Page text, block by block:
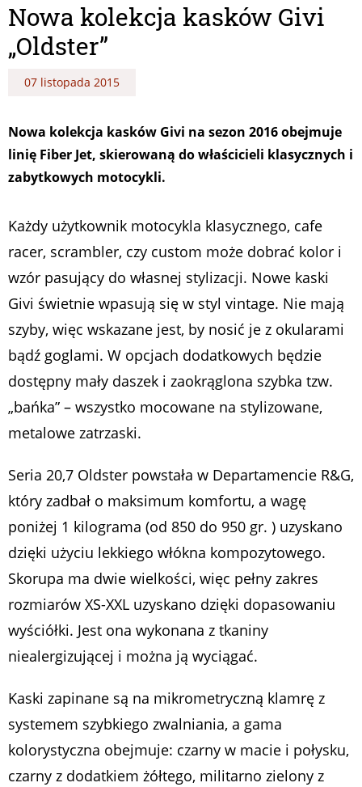
Nowa kolekcja kasków Givi
„Oldster”
07 listopada 2015
Nowa kolekcja kasków Givi na sezon 2016 obejmuje
linię Fiber Jet, skierowaną do właścicieli klasycznych i
zabytkowych motocykli.
Każdy użytkownik motocykla klasycznego, cafe
racer, scrambler, czy custom może dobrać kolor i
wzór pasujący do własnej stylizacji. Nowe kaski
Givi świetnie wpasują się w styl vintage. Nie mają
szyby, więc wskazane jest, by nosić je z okularami
bądź goglami. W opcjach dodatkowych będzie
dostępny mały daszek i zaokrąglona szybka tzw.
„bańka” – wszystko mocowane na stylizowane,
metalowe zatrzaski.
Seria 20,7 Oldster powstała w Departamencie R&G,
który zadbał o maksimum komfortu, a wagę
poniżej 1 kilograma (od 850 do 950 gr. ) uzyskano
dzięki użyciu lekkiego włókna kompozytowego.
Skorupa ma dwie wielkości, więc pełny zakres
rozmiarów XS-XXL uzyskano dzięki dopasowaniu
wyściółki. Jest ona wykonana z tkaniny
niealergizującej i można ją wyciągać.
Kaski zapinane są na mikrometryczną klamrę z
systemem szybkiego zwalniania, a gama
kolorystyczna obejmuje: czarny w macie i połysku,
czarny z dodatkiem żółtego, militarno zielony z